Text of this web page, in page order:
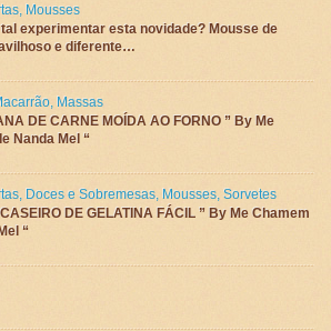
, Mousses
experimentar esta novidade? Mousse de
e diferente…
, Massas
DE CARNE MOÍDA AO FORNO ” By Me
Nanda Mel “
, Doces e Sobremesas, Mousses, Sorvetes
DE GELATINA FÁCIL ” By Me Chamem
“